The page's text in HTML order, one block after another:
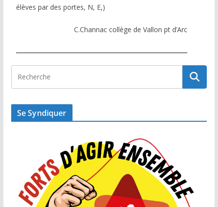
élèves par des portes, N, E,)
C.Channac collège de Vallon pt d’Arc
Se Syndiquer